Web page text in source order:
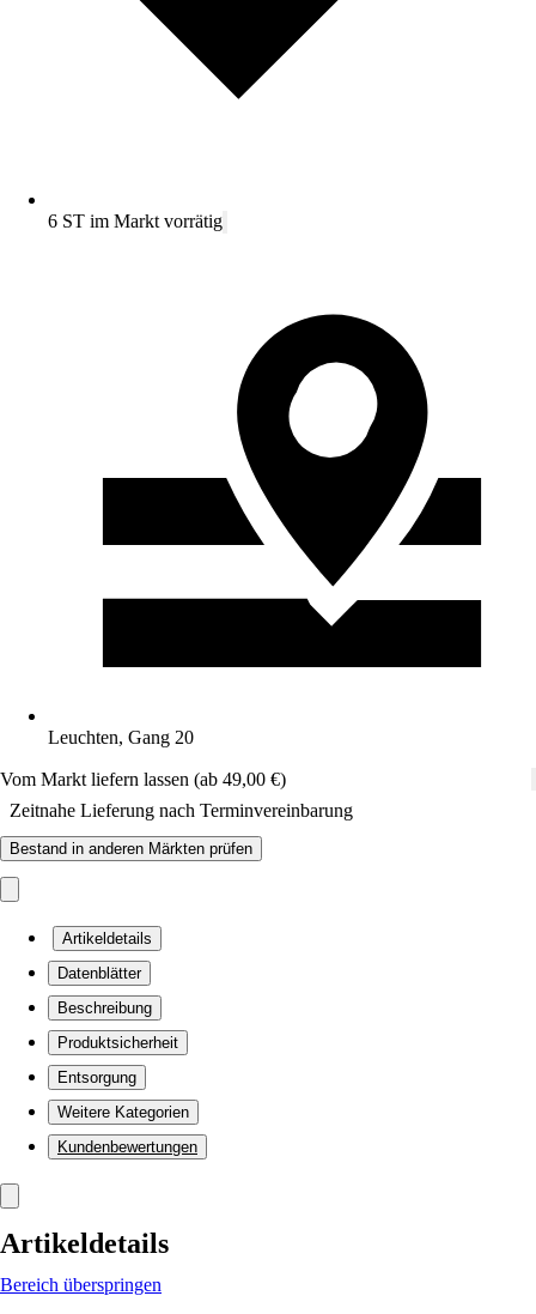
6 ST im Markt vorrätig
Leuchten, Gang 20
Vom Markt liefern lassen (ab 49,00 €)
Zeitnahe Lieferung nach Terminvereinbarung
Bestand in anderen Märkten prüfen
Artikeldetails
Datenblätter
Beschreibung
Produktsicherheit
Entsorgung
Weitere Kategorien
Kundenbewertungen
Artikeldetails
Bereich überspringen